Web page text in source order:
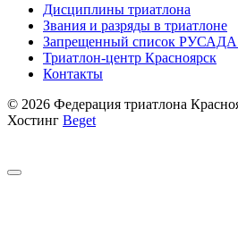
Дисциплины триатлона
Звания и разряды в триатлоне
Запрещенный список РУСАДА
Триатлон-центр Красноярск
Контакты
© 2026 Федерация триатлона
Хостинг Beget